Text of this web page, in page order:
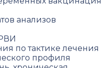
анализов
по тактике лечения
профиля